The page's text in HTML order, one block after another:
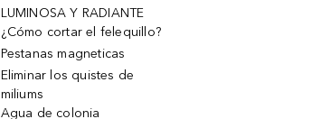
LUMINOSA Y RADIANTE
¿Cómo cortar el felequillo?
Pestanas magneticas
Eliminar los quistes de
miliums
Agua de colonia